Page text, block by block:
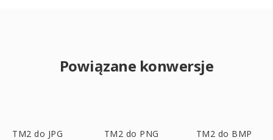
Powiązane konwersje
TM2 do JPG TM2 do PNG TM2 do BMP